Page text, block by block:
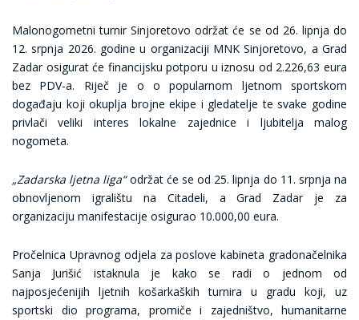
Malonogometni turnir Sinjoretovo održat će se od 26. lipnja do
12. srpnja 2026. godine u organizaciji MNK Sinjoretovo, a Grad
Zadar osigurat će financijsku potporu u iznosu od 2.226,63 eura
bez PDV-a. Riječ je o o popularnom ljetnom sportskom
događaju koji okuplja brojne ekipe i gledatelje te svake godine
privlači veliki interes lokalne zajednice i ljubitelja malog
nogometa.
„Zadarska ljetna liga“održat će se od 25. lipnja do 11. srpnja na
obnovljenom igralištu na Citadeli, a Grad Zadar je za
organizaciju manifestacije osigurao 10.000,00 eura.
Pročelnica Upravnog odjela za poslove kabineta gradonačelnika
Sanja Jurišić istaknula je kako se radi o jednom od
najposjećenijih ljetnih košarkaških turnira u gradu koji, uz
sportski dio programa, promiče i zajedništvo, humanitarne